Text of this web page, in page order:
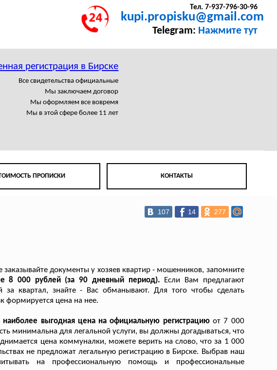
Тел. 7-937-796-30-96
kupi.propisku@gmail.com
Telegram: Нажмите тут
регистрация в Бирске
Все свидетельства официальные
Мы заключаем договор
Мы оформляем все вовремя
Мы в этой сфере более 11 лет
ПРОПИСКИ КОНТАКТЫ
107 14 277
документы у хозяев квартир - мошенников, запомните
8 000 рублей (за 90 дневный период).
Если Вам предлагают
квартал, знайте - Вас обманывают. Для того чтобы сделать
формируется цена на нее.
наиболее выгодная цена на официальную регистрациюот 7 000
минимальна для легальной услуги, вы должны догадываться, что
цена коммуналки, можете верить на слово, что за 1 000
не предложат легальную регистрацию в Бирске. Выбрав наш
на профессиональную помощь и профессиональные